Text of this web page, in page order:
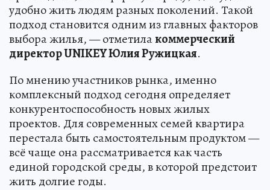
удобно жить людям разных поколений. Такой
подход становится одним из главных факторов
выбора жилья, — отметилакоммерческий
директор UNIKEY Юлия Ружицкая.
По мнению участников рынка, именно
комплексный подход сегодня определяет
конкурентоспособность новых жилых
проектов. Для современных семей квартира
перестала быть самостоятельным продуктом —
всё чаще она рассматривается как часть
единой городской среды, в которой предстоит
жить долгие годы.